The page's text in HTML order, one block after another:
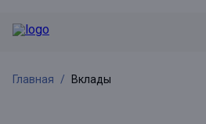
Главная Вклады